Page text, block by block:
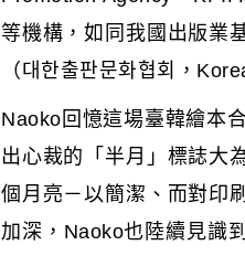
等機構，如同我國出版業
（대한출판문화협회，
Naoko回憶這場臺韓繪本
出心裁的「半月」標誌大
個月亮－以簡潔、而對印
加深，Naoko也陸續見識